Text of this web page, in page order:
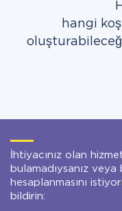
hangi
İhtiyacınız olan
bulamadıysanız
hesaplanmasını
bildirin: